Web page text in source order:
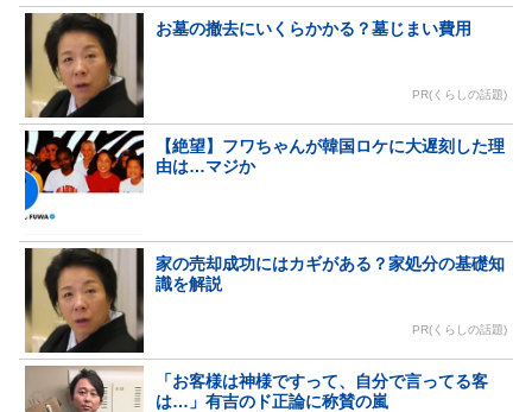
お墓の撤去にいくらかかる？墓じまい費用
PR(くらしの話題)
【絶望】フワちゃんが韓国ロケに大遅刻した理
由は…マジか
家の売却成功にはカギがある？家処分の基礎知
識を解説
PR(くらしの話題)
「お客様は神様ですって、自分で言ってる客
は…」有吉のド正論に称賛の嵐